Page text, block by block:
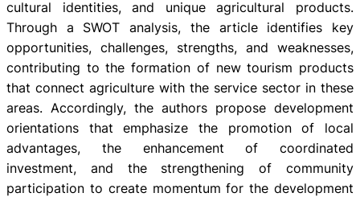
cultural identities, and unique agricultural products.
Through a SWOT analysis, the article identifies key
opportunities, challenges, strengths, and weaknesses,
contributing to the formation of new tourism products
that connect agriculture with the service sector in these
areas. Accordingly, the authors propose development
orientations that emphasize the promotion of local
advantages, the enhancement of coordinated
investment, and the strengthening of community
participation to create momentum for the development